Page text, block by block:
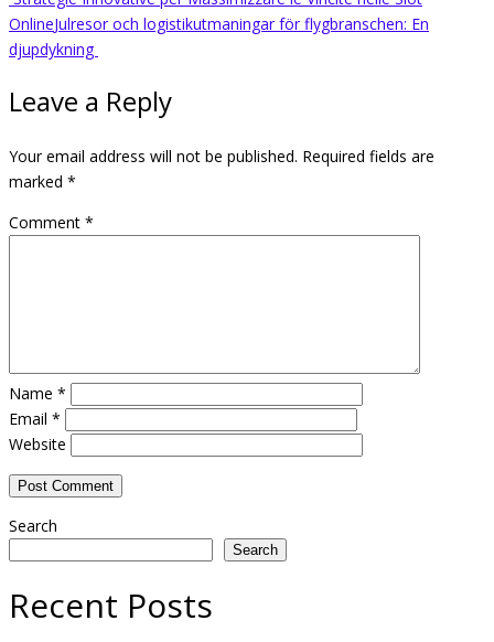
OnlineJulresor och logistikutmaningar för flygbranschen: En
djupdykning
Leave a Reply
Your email address will not be published. Required fields are
marked *
Comment *
Name *
Email *
Website
Search
Search
Recent Posts